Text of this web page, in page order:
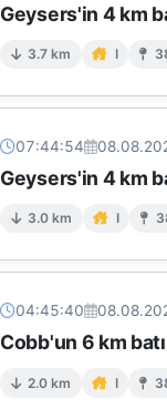
Geysers'in 4 km
3.7 km I
07:44:54
Geysers'in 4 km
3.0 km I
04:45:40
Cobb'un 6 km
2.0 km I